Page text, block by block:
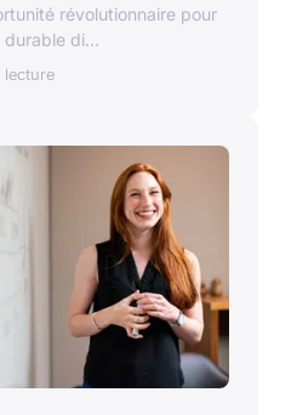
révolutionnaire pour
di...
lecture